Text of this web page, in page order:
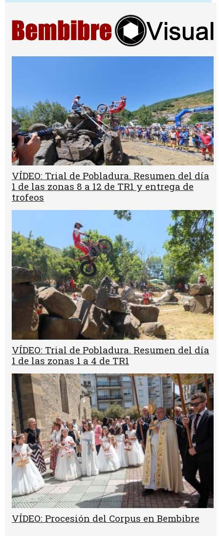
VÍDEO: Trial de Pobladura. Resumen del día
1 de las zonas 8 a 12 de TR1 y entrega de
trofeos
VÍDEO: Trial de Pobladura. Resumen del día
1 de las zonas 1 a 4 de TR1
VÍDEO: Procesión del Corpus en Bembibre